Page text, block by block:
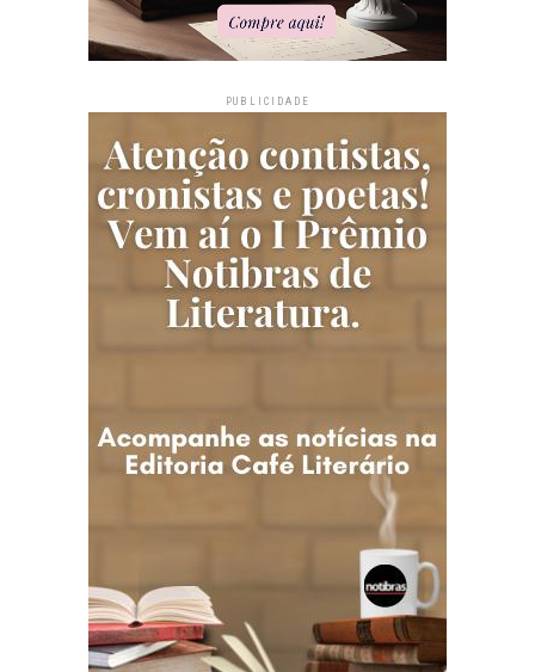
PUBLICIDADE